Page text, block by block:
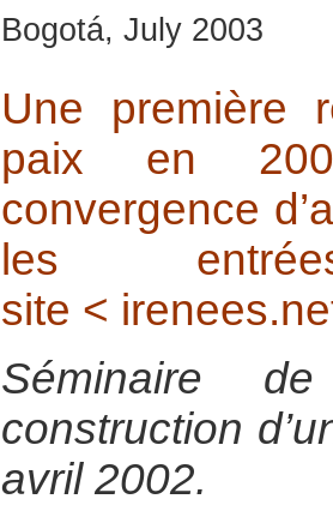
Bogotá, July 2003
Une première
paix en
convergence
les
site <
Séminaire
construction
avril 2002.